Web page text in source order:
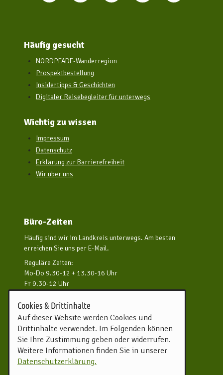
Häufig gesucht
NORDPFADE-Wanderregion
Prospektbestellung
Insidertipps & Geschichten
Digitaler Reisebegleiter für unterwegs
Wichtig zu wissen
Impressum
Datenschutz
Erklärung zur Barrierefreiheit
Wir über uns
Büro-Zeiten
Häufig sind wir im Landkreis unterwegs. Am besten
erreichen Sie uns per E-Mail.
Reguläre Zeiten:
Mo-Do 9.30-12 + 13.30-16 Uhr
Fr 9.30-12 Uhr
Kontakt aufnehmen
Touristikverband Landkreis
Rotenburg (Wümme) e.V.
Harburger Straße 59
27356 Rotenburg (Wümme)
Cookies & Drittinhalte
Auf dieser Website werden Cookies und
Drittinhalte verwendet. Im Folgenden können
Sie Ihre Zustimmung geben oder widerrufen.
Weitere Informationen finden Sie in unserer
Datenschutzerklärung.